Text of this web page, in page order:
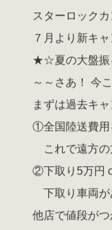
スターロックカ
７月より新キ
★☆夏の大盤振
～～さあ！ 今
まずは過去キ
①全国陸送費用
これで遠方の
②下取り5万円
下取り車両が
他店で値段が